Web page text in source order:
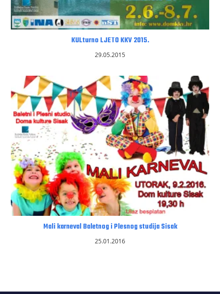
KULturno LJETO KKV 2015.
29.05.2015
Mali karneval Baletnog i Plesnog studija Sisak
25.01.2016